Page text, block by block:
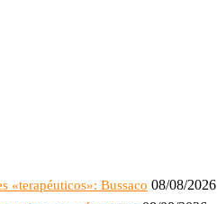
«terapéuticos»: Bussaco 08/08/2026